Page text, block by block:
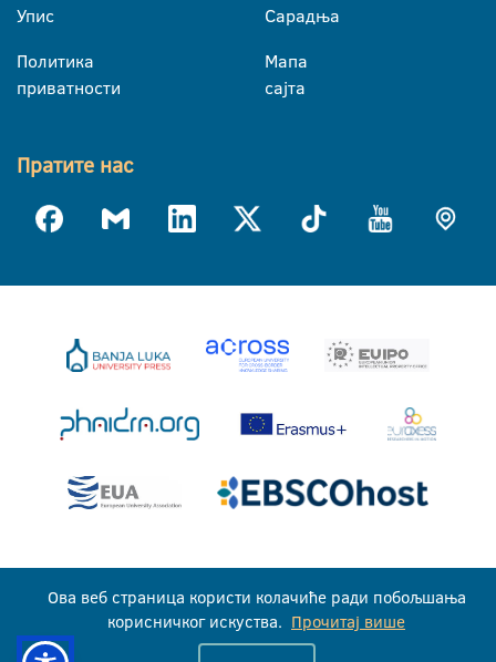
Упис
Политика
приватности
Сарадња
Мапа
сајта
Пратите нас
Универзитет у Бањој Луци © 2026
Сва права задржана
Ова веб страница користи колачиће ради побољшања
корисничког искуства. Прочитај више